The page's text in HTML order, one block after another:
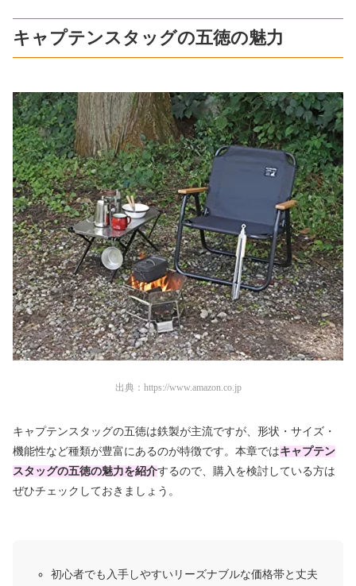
キャプテンスタッグの五徳の魅力
出典： https://www.amazon.co.jp
キャプテンスタッグの五徳は鉄製が主流ですが、形状・サイズ・
機能性など種類が豊富にあるのが特徴です。 本章ではキャプテン
スタッグの五徳の魅力を紹介するので、購入を検討している方は
ぜひチェックしておきましょう。
初心者でも入手しやすいリーズナブルな価格帯と丈夫